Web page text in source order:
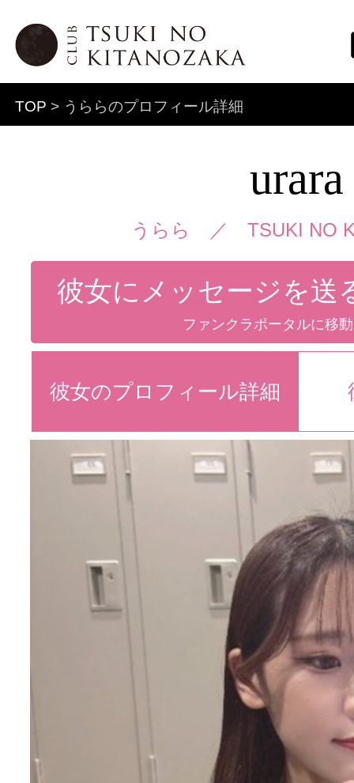
TOP > うららのプロフィール詳細
urara
うらら ／ TSUKI NO
彼女にメッセージを送
ファンクラポータルに移
彼女のプロフィール詳細